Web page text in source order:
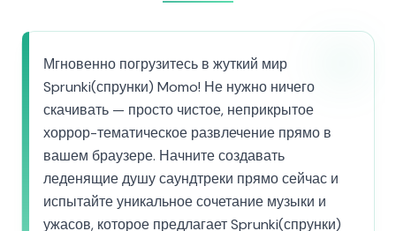
Мгновенно погрузитесь в жуткий мир
Sprunki(спрунки) Momo! Не нужно ничего
скачивать — просто чистое, неприкрытое
хоррор-тематическое развлечение прямо в
вашем браузере. Начните создавать
леденящие душу саундтреки прямо сейчас и
испытайте уникальное сочетание музыки и
ужасов, которое предлагает Sprunki(спрунки)